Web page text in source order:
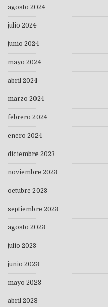
agosto 2024
julio 2024
junio 2024
mayo 2024
abril 2024
marzo 2024
febrero 2024
enero 2024
diciembre 2023
noviembre 2023
octubre 2023
septiembre 2023
agosto 2023
julio 2023
junio 2023
mayo 2023
abril 2023